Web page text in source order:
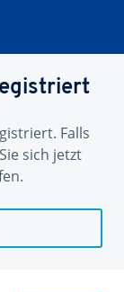
Falls
sich jetzt